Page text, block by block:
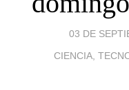
03 DE
CIENCIA,